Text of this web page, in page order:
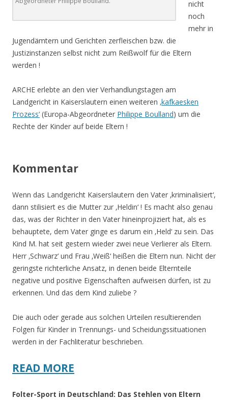
nicht
noch
mehr in
Jugendämtern und Gerichten zerfleischen bzw. die
Justizinstanzen selbst nicht zum Reißwolf für die Eltern
werden !
ARCHE erlebte an den vier Verhandlungstagen am
Landgericht in Kaiserslautern einen weiteren ‚kafkaesken
Prozess‘ (Europa-Abgeordneter Philippe Boulland) um die
Rechte der Kinder auf beide Eltern !
Kommentar
Wenn das Landgericht Kaiserslautern den Vater ‚kriminalisiert‘,
dann stilisiert es die Mutter zur ‚Heldin‘ ! Es macht also genau
das, was der Richter in den Vater hineinprojiziert hat, als es
behauptete, dem Vater ginge es darum ein ‚Held‘ zu sein. Das
Kind M. hat seit gestern wieder zwei neue Verlierer als Eltern.
Herr ‚Schwarz‘ und Frau ‚Weiß‘ heißen die Eltern nun. Nicht der
geringste richterliche Ansatz, in denen beide Elternteile
negative und positive Eigenschaften aufweisen dürfen, ist zu
erkennen. Und das dem Kind zuliebe ?
Die auch oder gerade aus solchen Urteilen resultierenden
Folgen für Kinder in Trennungs- und Scheidungssituationen
werden in der Fachliteratur beschrieben.
READ MORE
Folter-Sport in Deutschland: Das Stehlen von Eltern